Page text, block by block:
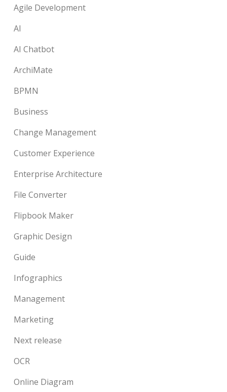
Agile Development
AI
AI Chatbot
ArchiMate
BPMN
Business
Change Management
Customer Experience
Enterprise Architecture
File Converter
Flipbook Maker
Graphic Design
Guide
Infographics
Management
Marketing
Next release
OCR
Online Diagram